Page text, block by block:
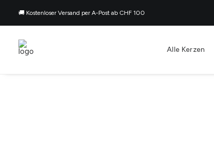
🚚 Kostenloser Versand per A-Post ab CHF 100
Alle Kerzen